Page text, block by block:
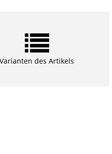
Varianten des Artikels